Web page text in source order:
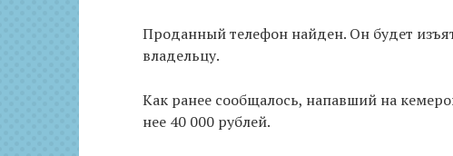
Проданный телефон найден. Он будет
владельцу.
Как ранее сообщалось, напавший на
нее 40 000 рублей.